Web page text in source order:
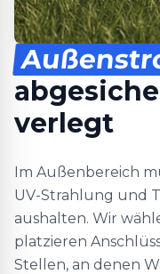
verlegt
Im Außenbereich
UV-Strahlung und
aushalten. Wir
platzieren
Stellen, an denen